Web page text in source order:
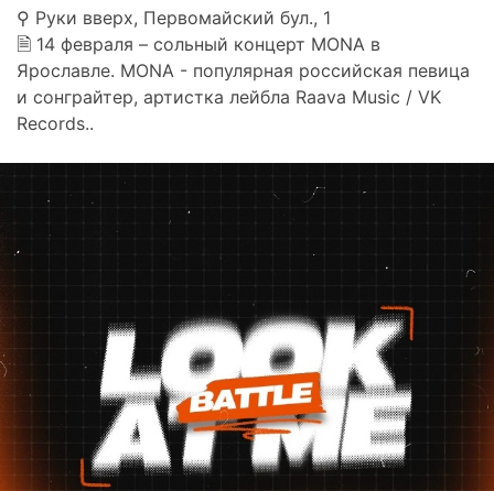
⚲ Руки вверх, Первомайский бул., 1
🗎 14 февраля – сольный концерт MONA в
Ярославле. MONA - популярная российская певица
и сонграйтер, артистка лейбла Raava Music / VK
Records..